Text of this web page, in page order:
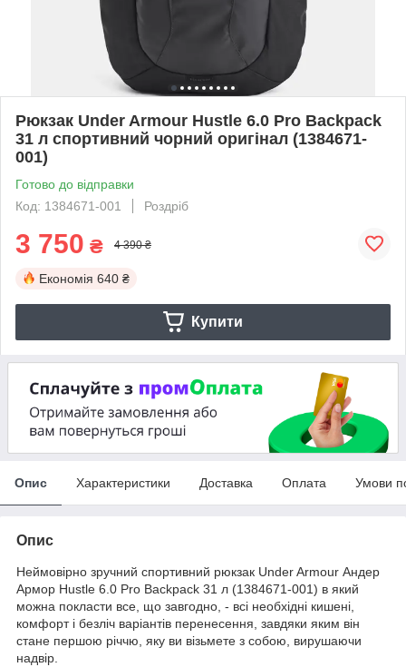
Рюкзак Under Armour Hustle 6.0 Pro Backpack
31 л спортивний чорний оригінал (1384671-
001)
Готово до відправки
Код: 1384671-001
Роздріб
3 750 ₴ 4 390 ₴
Економія 640 ₴
Купити
Опис Характеристики Доставка Оплата Умови
Опис
Неймовірно зручний спортивний рюкзак Under Armour Андер
Армор Hustle 6.0 Pro Backpack 31 л (1384671-001) в який
можна покласти все, що завгодно, - всі необхідні кишені,
комфорт і безліч варіантів перенесення, завдяки яким він
стане першою річчю, яку ви візьмете з собою, вирушаючи
надвір.